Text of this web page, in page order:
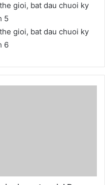
gioi, bat dau chuoi ky
5
gioi, bat dau chuoi ky
6